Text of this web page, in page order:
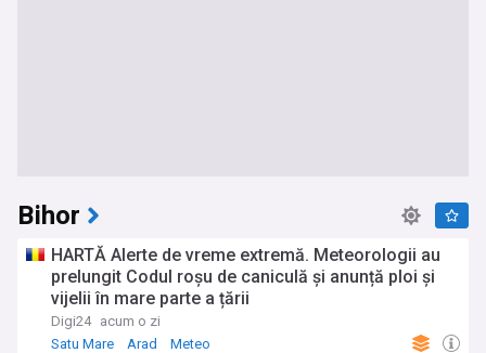
Bihor
HARTĂ Alerte de vreme extremă. Meteorologii au
prelungit Codul roșu de caniculă și anunță ploi și
vijelii în mare parte a țării
Digi24 acum o zi
Satu Mare
Arad Meteo